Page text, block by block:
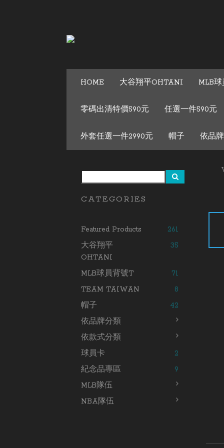
HOME 大谷翔平OHTANI MLB
零碼出清特價590元 任選一件590元
外套任選一件2990元 帽子 依品
CATEGORIES
Featured Products
261
大谷翔平
OHTANI
35
MLB球員背號T
71
TEAM TAIWAN
8
帽子
42
依品牌分類
依款式分類
球員卡
2
紀念品專區
9
MLB隊伍
NBA隊伍